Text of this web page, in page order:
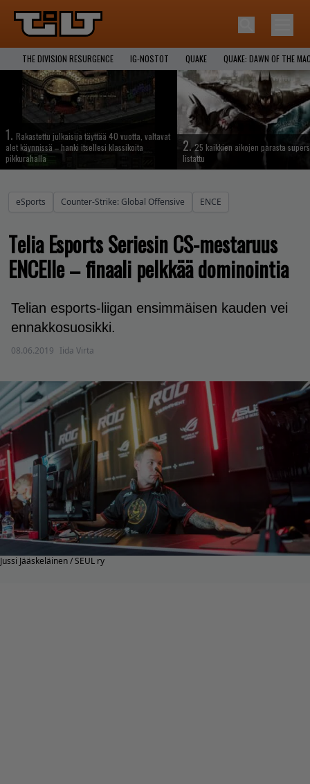
THE DIVISION RESURGENCE IG-NOSTOT QUAKE QUAKE: DAWN OF THE
1. Rakastettu julkaisija täyttää 40 vuotta, valtavat
alet käynnissä – hanki itsellesi klassikoita
pikkurahalla
2.25 kaikkien aikojen parasta
listattu
eSports Counter-Strike: Global Offensive ENCE
Telia Esports Seriesin CS-mestaruus
ENCElle – finaali pelkkää dominointia
Telian esports-liigan ensimmäisen kauden vei
ennakkosuosikki.
08.06.2019 Iida Virta
Jussi Jääskeläinen / SEUL ry